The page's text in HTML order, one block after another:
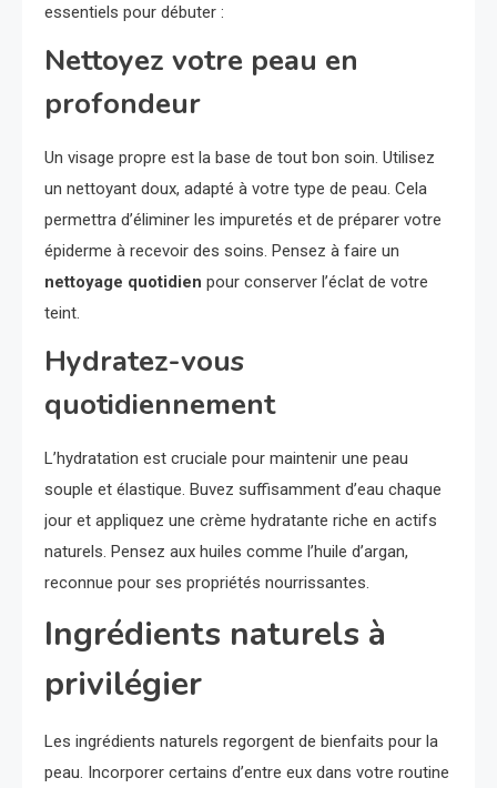
essentiels pour débuter :
Nettoyez votre peau en
profondeur
Un visage propre est la base de tout bon soin. Utilisez
un nettoyant doux, adapté à votre type de peau. Cela
permettra d’éliminer les impuretés et de préparer votre
épiderme à recevoir des soins. Pensez à faire un
nettoyage quotidien pour conserver l’éclat de votre
teint.
Hydratez-vous
quotidiennement
L’hydratation est cruciale pour maintenir une peau
souple et élastique. Buvez suffisamment d’eau chaque
jour et appliquez une crème hydratante riche en actifs
naturels. Pensez aux huiles comme l’huile d’argan,
reconnue pour ses propriétés nourrissantes.
Ingrédients naturels à
privilégier
Les ingrédients naturels regorgent de bienfaits pour la
peau. Incorporer certains d’entre eux dans votre routine